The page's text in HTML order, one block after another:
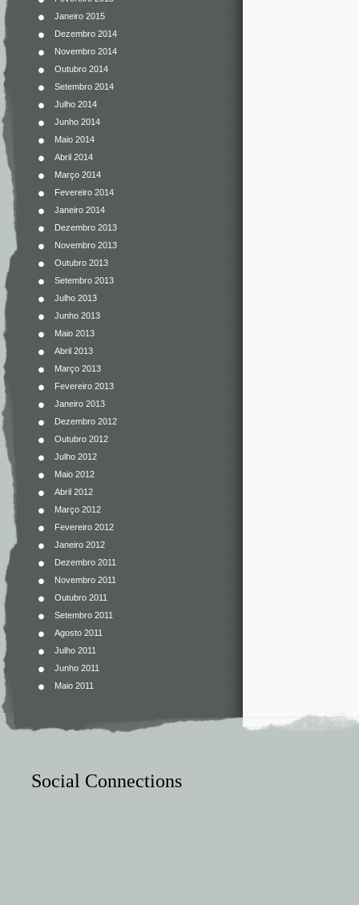
Janeiro 2015
Dezembro 2014
Novembro 2014
Outubro 2014
Setembro 2014
Julho 2014
Junho 2014
Maio 2014
Abril 2014
Março 2014
Fevereiro 2014
Janeiro 2014
Dezembro 2013
Novembro 2013
Outubro 2013
Setembro 2013
Julho 2013
Junho 2013
Maio 2013
Abril 2013
Março 2013
Fevereiro 2013
Janeiro 2013
Dezembro 2012
Outubro 2012
Julho 2012
Maio 2012
Abril 2012
Março 2012
Fevereiro 2012
Janeiro 2012
Dezembro 2011
Novembro 2011
Outubro 2011
Setembro 2011
Agosto 2011
Julho 2011
Junho 2011
Maio 2011
Social Connections